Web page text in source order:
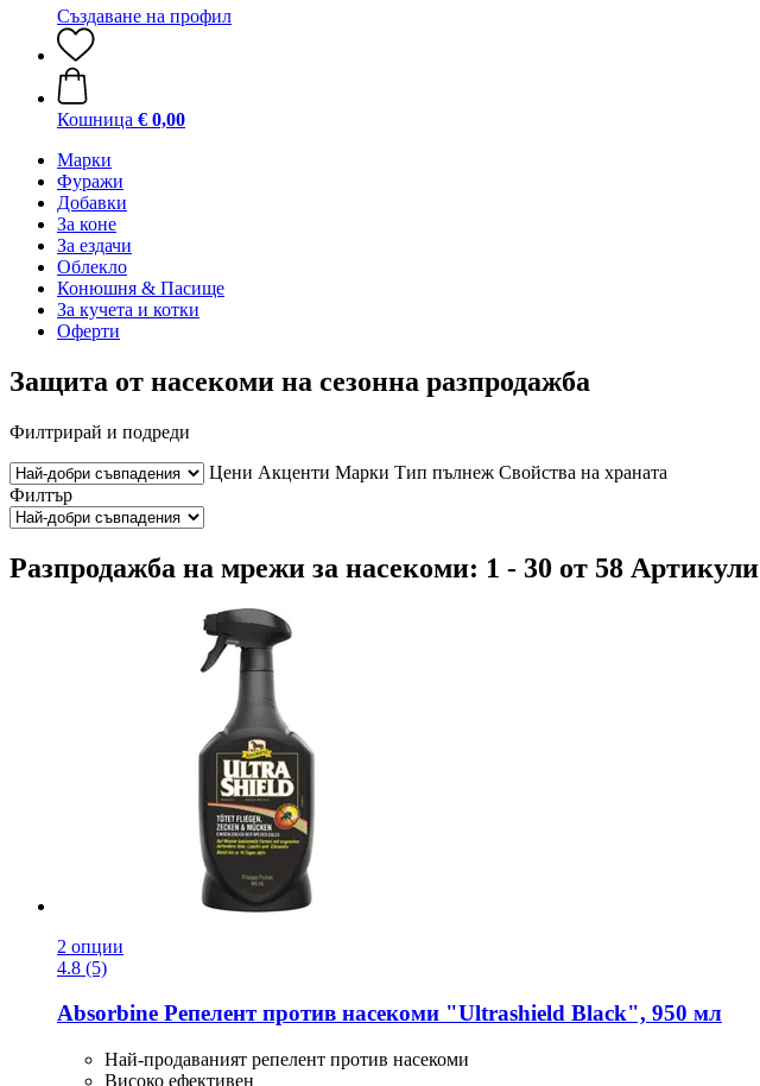
Създаване на профил
Кошница € 0,00
Марки
Фуражи
Добавки
За коне
За ездачи
Облекло
Конюшня & Пасище
За кучета и котки
Оферти
Защита от насекоми на сезонна разпродажба
Филтрирай и подреди
Цени Акценти Марки Тип пълнеж Свойства на храната
Филтър
Разпродажба на мрежи за насекоми: 1 - 30 от 58 Артикули
2 опции
4.8 (5)
Absorbine Репелент против насекоми "Ultrashield Black", 950 мл
Най-продаваният репелент против насекоми
Високо ефективен